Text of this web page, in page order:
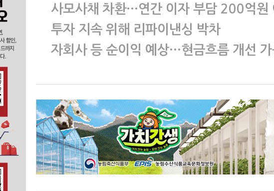
사모사채 차환…연간 이자 부담 200억원
투자 지속 위해 리파이낸싱 박차
자회사 등 순이익 예상…현금흐름 개선 가